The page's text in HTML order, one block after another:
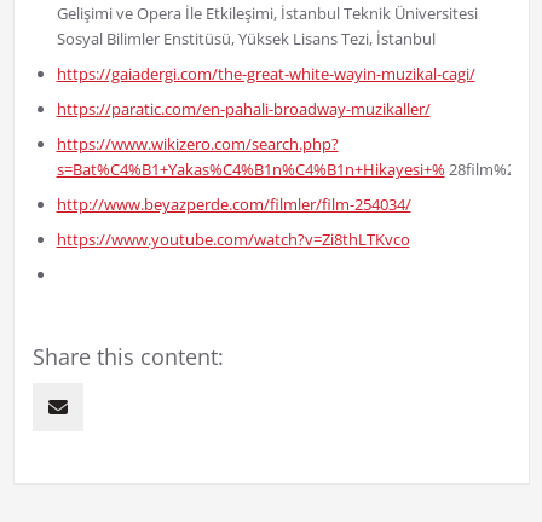
Gelişimi ve Opera İle Etkileşimi, İstanbul Teknik Üniversitesi
Sosyal Bilimler Enstitüsü, Yüksek Lisans Tezi, İstanbul
https://gaiadergi.com/the-great-white-wayin-muzikal-cagi/
https://paratic.com/en-pahali-broadway-muzikaller/
https://www.wikizero.com/search.php?
s=Bat%C4%B1+Yakas%C4%B1n%C4%B1n+Hikayesi+%
http://www.beyazperde.com/filmler/film-254034/
https://www.youtube.com/watch?v=Zi8thLTKvco
Share this content: